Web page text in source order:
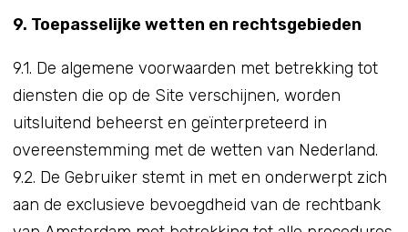
9. Toepasselijke wetten en rechtsgebieden
9.1. De algemene voorwaarden met betrekking tot
diensten die op de Site verschijnen, worden
uitsluitend beheerst en geïnterpreteerd in
overeenstemming met de wetten van Nederland.
9.2. De Gebruiker stemt in met en onderwerpt zich
aan de exclusieve bevoegdheid van de rechtbank